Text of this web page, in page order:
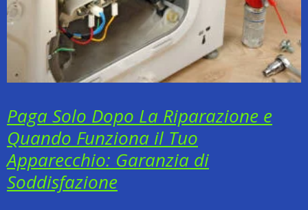
Paga Solo Dopo La Riparazione e
Quando Funziona il Tuo
Apparecchio: Garanzia di
Soddisfazione